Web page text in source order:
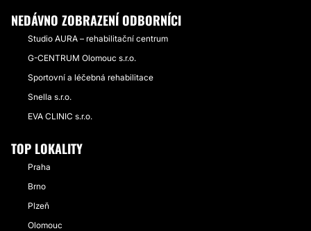
NEDÁVNO ZOBRAZENÍ ODBORNÍCI
Studio AURA – rehabilitační centrum
G-CENTRUM Olomouc s.r.o.
Sportovní a léčebná rehabilitace
Snella s.r.o.
EVA CLINIC s.r.o.
TOP LOKALITY
Praha
Brno
Plzeň
Olomouc